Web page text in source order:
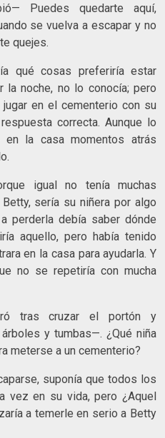
Puedes quedarte aquí,
se vuelva a escapar y no
quejes.
qué cosas preferiría estar
la noche, no lo conocía; pero
en el cementerio con su
correcta. Aunque lo
en la casa momentos atrás
igual no tenía muchas
sería su niñera por algo
perderla debía saber dónde
aquello, pero había tenido
en la casa para ayudarla. Y
no se repetiría con mucha
tras cruzar el portón y
y tumbas—. ¿Qué niña
meterse a un cementerio?
suponía que todos los
vez en su vida, pero ¿Aquel
a temerle en serio a Betty